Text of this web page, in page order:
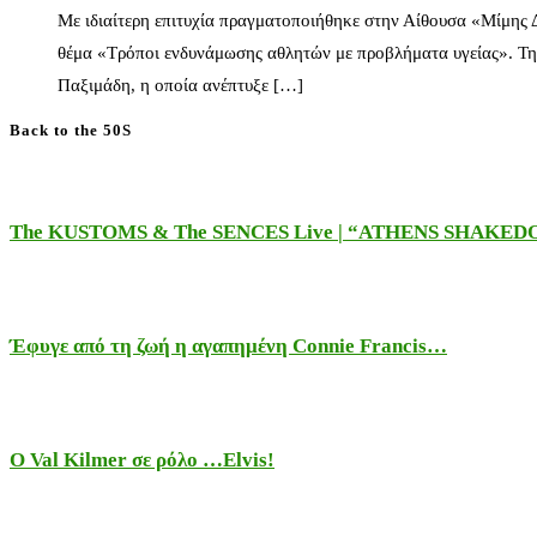
Με ιδιαίτερη επιτυχία πραγματοποιήθηκε στην Αίθουσα
θέμα «Τρόποι ενδυνάμωσης αθλητών με προβλήματα υγείας».
Παξιμάδη, η οποία ανέπτυξε […]
Back to the 50S
The KUSTOMS & The SENCES Live | “ATHENS
Έφυγε από τη ζωή η αγαπημένη Connie Francis…
Ο Val Kilmer σε ρόλο …Elvis!